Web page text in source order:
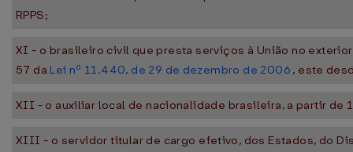
RPPS;
XI - o brasileiro civil que presta serviços à União no
57 da Lei nº 11.440, de 29 de dezembro de 2006, este
XII - o auxiliar local de nacionalidade brasileira, a partir
XIII - o servidor titular de cargo efetivo, dos Estados, do